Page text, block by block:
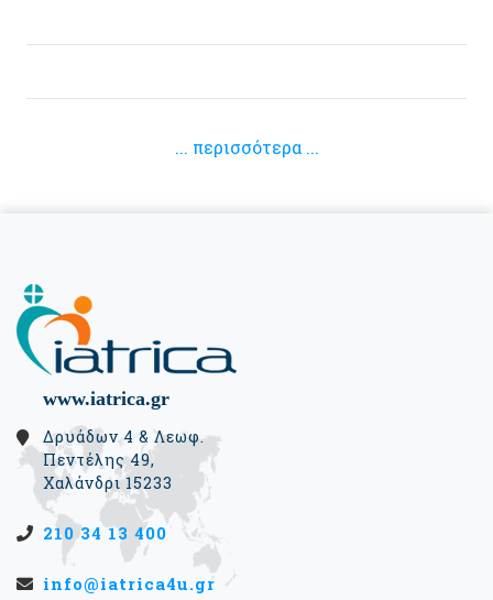
... περισσότερα ...
www.iatrica.gr
Δρυάδων 4 & Λεωφ.
Πεντέλης 49,
Χαλάνδρι 15233
210 34 13 400
info@iatrica4u.gr